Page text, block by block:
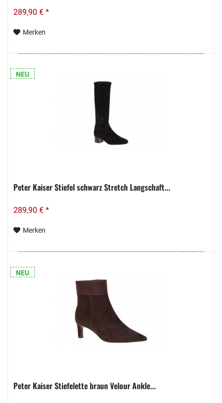
289,90 € *
Merken
NEU
Peter Kaiser Stiefel schwarz Stretch Langschaft...
289,90 € *
Merken
NEU
Peter Kaiser Stiefelette braun Velour Ankle...